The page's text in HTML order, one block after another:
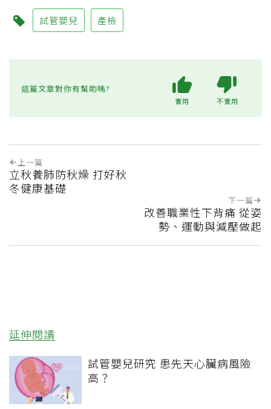
試管嬰兒 產檢
這篇文章對你有幫助嗎?
實用 不實用
上一篇
立秋養肺防秋燥 打好秋
冬健康基礎
下一篇
改善職業性下背痛 從姿
勢、運動與減壓做起
延伸閱讀
試管嬰兒研究 患先天心臟病風險
高？